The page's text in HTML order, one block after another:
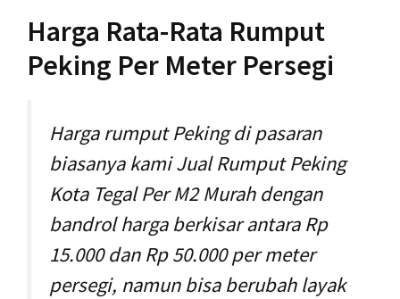
Harga Rata-Rata Rumput
Peking Per Meter Persegi
Harga rumput Peking di pasaran
biasanya kami Jual Rumput Peking
Kota Tegal Per M2 Murah dengan
bandrol harga berkisar antara Rp
15.000 dan Rp 50.000 per meter
persegi, namun bisa berubah layak